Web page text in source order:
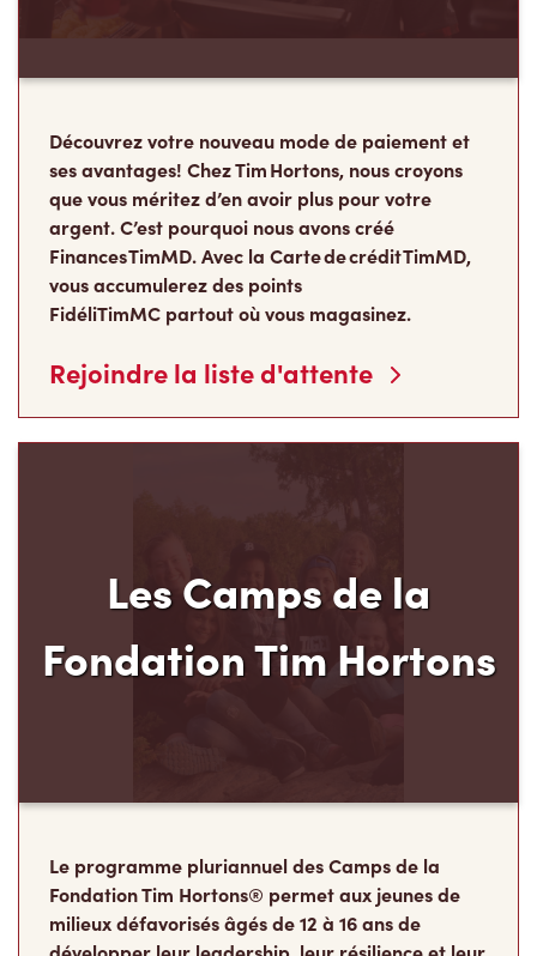
Découvrez votre nouveau mode de paiement et
que vous méritez d’en avoir plus pour votre
argent. C’est pourquoi nous avons créé
Finances TimMD. Avec la Carte de crédit TimMD,
vous accumulerez des points
FidéliTimMC partout où vous magasinez.
Rejoindre la liste d'attente
Fondation Tim Hortons
Le programme pluriannuel des Camps de la
milieux défavorisés âgés de 12 à 16 ans de
développer leur leadership, leur résilience et leur
sens des responsabilités, au moment carrefour
de leur vie où ils déterminent ce qu’ils